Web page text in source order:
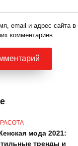
email и адрес сайта
комментариев.
мода 2021:
тренды и